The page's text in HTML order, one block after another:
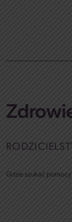
Gdzie szukać